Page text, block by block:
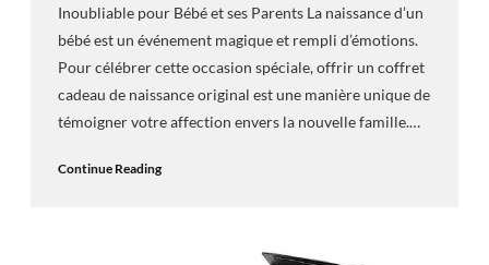
Inoubliable pour Bébé et ses Parents La naissance d’un
bébé est un événement magique et rempli d’émotions.
Pour célébrer cette occasion spéciale, offrir un coffret
cadeau de naissance original est une manière unique de
témoigner votre affection envers la nouvelle famille.…
Continue Reading